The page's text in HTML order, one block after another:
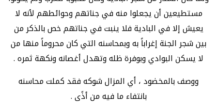
مستطيعين أن يجعلوا منه في جناتهم وحوائطهم لأنه لا
يعيش إلا في البادية فلا ينبت في جناتهم خص بالذكر من
بين شجر الجنة إغراباً به وبمحاسنه التي كان محروماً منها من
لا يسكن البوادي وبوفرة ظله وتهدل أغصانه ونكهة ثمره .
ووصف بالمخضود ، أي المزال شوكه فقد كملت محاسنه
بانتفاء ما فيه من أذًى .